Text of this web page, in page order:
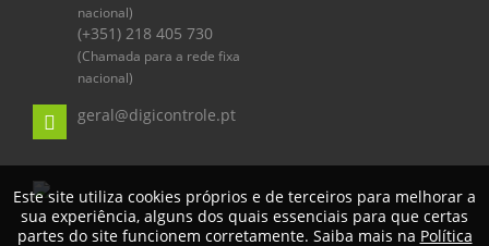
nacional)
(+351) 218 405 730
(Chamada para a rede fixa
nacional)
geral@digicontrole.pt
Este site utiliza cookies próprios e de terceiros para melhorar a
sua experiência, alguns dos quais essenciais para que certas
partes do site funcionem corretamente. Saiba mais na Política